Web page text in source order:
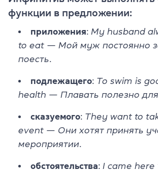
функции в предложении:
приложения: My husband
to eat — Мой муж постоянно
поесть
подлежащего: To swim is
health — Плавать полезно для
сказуемого: They want to
event — Они хотят принять
мероприятии
обстоятельства: I came here